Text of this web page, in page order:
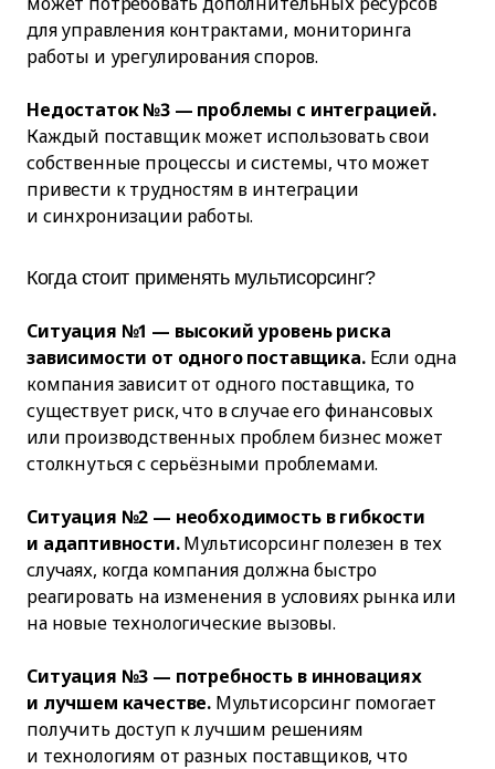
для управления контрактами, мониторинга
работы и урегулирования споров.
Недостаток №3 — проблемы с интеграцией.
Каждый поставщик может использовать свои
собственные процессы и системы, что может
привести к трудностям в интеграции
и синхронизации работы.
Когда стоит применять мультисорсинг?
Ситуация №1 — высокий уровень риска
зависимости от одного поставщика. Если одна
компания зависит от одного поставщика, то
существует риск, что в случае его финансовых
или производственных проблем бизнес может
столкнуться с серьёзными проблемами.
Ситуация №2 — необходимость в гибкости
и адаптивности.Мультисорсинг полезен в тех
случаях, когда компания должна быстро
реагировать на изменения в условиях рынка или
на новые технологические вызовы.
Ситуация №3 — потребность в инновациях
и лучшем качестве. Мультисорсинг помогает
получить доступ к лучшим решениям
и технологиям от разных поставщиков, что